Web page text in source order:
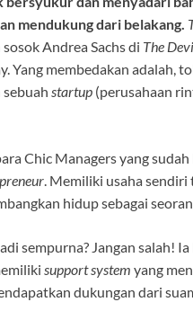
mendukung dari belakang.
Andrea Sachs di The
Yang membedakan adalah,
startup (perusahaan
Chic Managers yang
. Memiliki usaha
hidup sebagai
sempurna? Jangan salah!
support system yang
dukungan dari